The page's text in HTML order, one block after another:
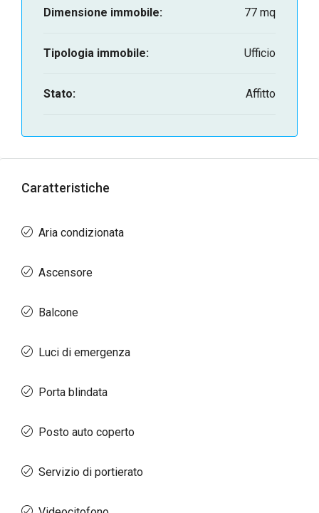
Dimensione immobile: 77 mq
Tipologia immobile: Ufficio
Stato: Affitto
Caratteristiche
Aria condizionata
Ascensore
Balcone
Luci di emergenza
Porta blindata
Posto auto coperto
Servizio di portierato